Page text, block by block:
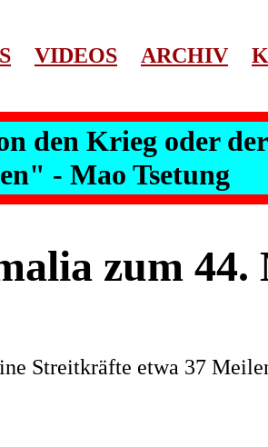
VIDEOS ARCHIV
den Krieg oder
- Mao Tsetung
zum 44.
Streitkräfte etwa 37